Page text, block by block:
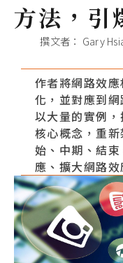
方法，引
撰文者： Gary
作者將網路效
化，並對應到
以大量的實例
核心概念，重
始、中期、結
應、擴大網路效